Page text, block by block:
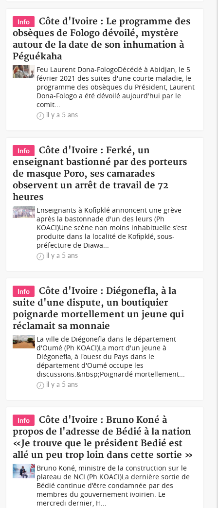
Info
Côte d'Ivoire : Le programme des
obsèques de Fologo dévoilé, mystère
autour de la date de son inhumation à
Péguékaha
Feu Laurent Dona-FologoDécédé à Abidjan, le 5
février 2021 des suites d'une courte maladie, le
programme des obsèques du Président, Laurent
Dona-Fologo a été dévoilé aujourd'hui par le
comit...
il y a 5 ans
Info
Côte d'Ivoire : Ferké, un
enseignant bastionné par des porteurs
de masque Poro, ses camarades
observent un arrêt de travail de 72
heures
Enseignants à Kofipklé annoncent une grève
après la bastonnade d'un des leurs (Ph
KOACI)Une scène non moins inhabituelle s'est
produite dans la localité de Kofipklé, sous-
préfecture de Diawa...
il y a 5 ans
Info
Côte d'Ivoire : Diégonefla, à la
suite d'une dispute, un boutiquier
poignarde mortellement un jeune qui
réclamait sa monnaie
La ville de Diégonefla dans le département
d'Oumé (Ph KOACI)La mort d'un jeune à
Diégonefla, à l'ouest du Pays dans le
département d'Oumé occupe les
discussions.&nbsp;Poignardé mortellement...
il y a 5 ans
Info
Côte d'Ivoire : Bruno Koné à
propos de l'adresse de Bédié à la nation
«Je trouve que le président Bedié est
allé un peu trop loin dans cette sortie »
Bruno Koné, ministre de la construction sur le
plateau de NCI (Ph KOACI)La dernière sortie de
Bédié continue d'être condamnée par des
membres du gouvernement ivoirien. Le
mercredi dernier, H...